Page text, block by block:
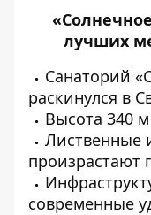
лучших
Санаторий
раскинулся в
Высота 340
Лиственные
произрастают
современные